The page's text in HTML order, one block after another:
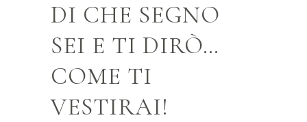
DI CHE SEGNO
SEI E TI DIRÒ…
COME TI
VESTIRAI!